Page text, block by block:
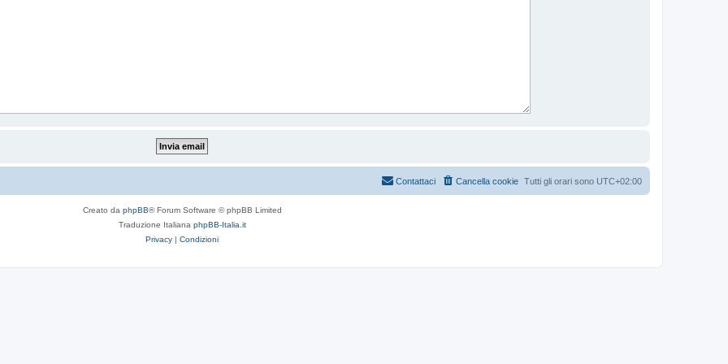
Tutti gli orari sono UTC+02:00
Cancella cookie
Contattaci
Creato da phpBB® Forum Software © phpBB Limited
Traduzione Italiana phpBB-Italia.it
Privacy | Condizioni